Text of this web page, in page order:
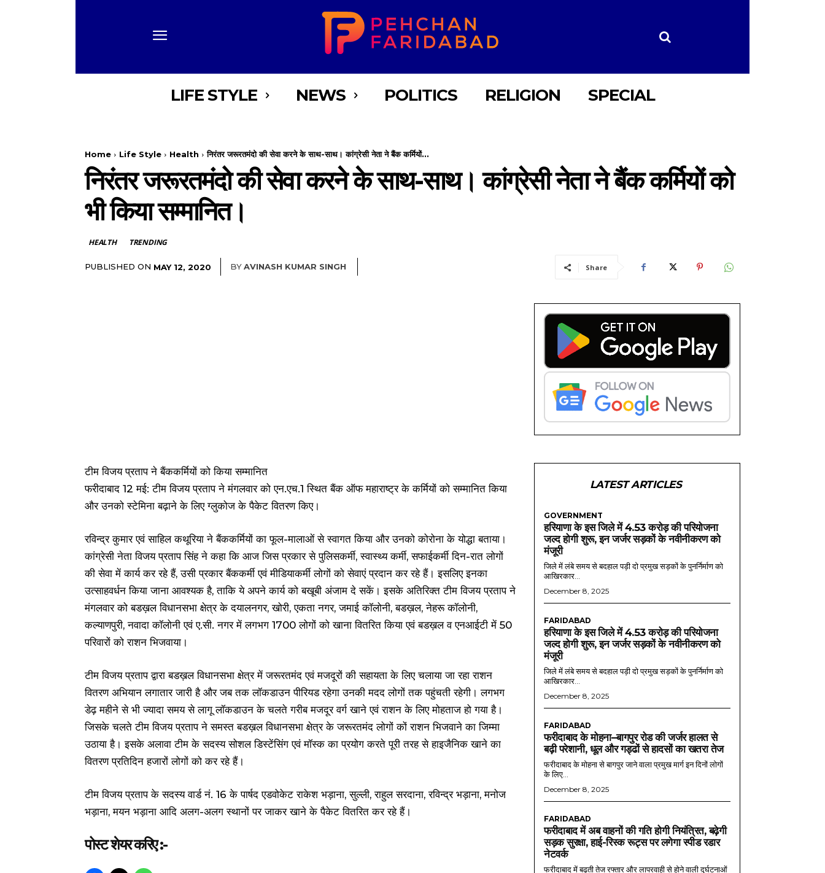
LIFE STYLE NEWS POLITICS RELIGION SPECIAL
Home Life Style Health निरंतर जरूरतमंदो की सेवा करने के साथ-साथ। कांग्रेसी नेता ने बैंक कर्मियों...
निरंतर जरूरतमंदो की सेवा करने के साथ-साथ। कांग्रेसी नेता ने बैंक कर्मियों को
भी किया सम्मानित।
HEALTH TRENDING
PUBLISHED ON MAY 12, 2020 BYAVINASH KUMAR SINGH Share
टीम विजय प्रताप ने बैंककर्मियों को किया सम्मानित
फरीदाबाद 12 मई: टीम विजय प्रताप ने मंगलवार को एन.एच.1 स्थित बैंक ऑफ महाराष्ट्र के कर्मियों को सम्मानित किया
और उनको स्टेमिना बढ़ाने के लिए ग्लुकोज के पैकेट वितरण किए।
रविन्द्र कुमार एवं साहिल कथूरिया ने बैंककर्मियों का फूल-मालाओं से स्वागत किया और उनको कोरोना के योद्धा बताया।
कांग्रेसी नेता विजय प्रताप सिंह ने कहा कि आज जिस प्रकार से पुलिसकर्मी, स्वास्थ्य कर्मी, सफाईकर्मी दिन-रात लोगों
की सेवा में कार्य कर रहे हैं, उसी प्रकार बैंककर्मी एवं मीडियाकर्मी लोगों को सेवाएं प्रदान कर रहे हैं। इसलिए इनका
उत्साहवर्धन किया जाना आवश्यक है, ताकि ये अपने कार्य को बखूबी अंजाम दे सकें। इसके अतिरिक्त टीम विजय प्रताप ने
मंगलवार को बडख़ल विधानसभा क्षेत्र के दयालनगर, खोरी, एकता नगर, जमाई कॉलोनी, बडख़ल, नेहरू कॉलोनी,
कल्याणपुरी, नवादा कॉलोनी एवं ए.सी. नगर में लगभग 1700 लोगों को खाना वितरित किया एवं बडख़ल व एनआईटी में 50
परिवारों को राशन भिजवाया।
टीम विजय प्रताप द्वारा बडख़ल विधानसभा क्षेत्र में जरूरतमंद एवं मजदूरों की सहायता के लिए चलाया जा रहा राशन
वितरण अभियान लगातार जारी है और जब तक लॉकडाउन पीरियड रहेगा उनकी मदद लोगों तक पहुंचती रहेगी। लगभग
डेढ़ महीने से भी ज्यादा समय से लागू लॉकडाउन के चलते गरीब मजदूर वर्ग खाने एवं राशन के लिए मोहताज हो गया है।
जिसके चलते टीम विजय प्रताप ने समस्त बडख़ल विधानसभा क्षेत्र के जरूरतमंद लोगों कों राशन भिजवाने का जिम्मा
उठाया है। इसके अलावा टीम के सदस्य सोशल डिस्टेंसिंग एवं मॉस्क का प्रयोग करते पूरी तरह से हाइजैनिक खाने का
वितरण प्रतिदिन हजारों लोगों को कर रहे हैं।
टीम विजय प्रताप के सदस्य वार्ड नं. 16 के पार्षद एडवोकेट राकेश भड़ाना, सुल्ली, राहुल सरदाना, रविन्द्र भड़ाना, मनोज
भड़ाना, मयन भड़ाना आदि अलग-अलग स्थानों पर जाकर खाने के पैकेट वितरित कर रहे हैं।
पोस्ट शेयर करिए :-
LATEST ARTICLES
GOVERNMENT
हरियाणा के इस जिले में 4.53 करोड़ की परियोजना
जल्द होगी शुरू, इन जर्जर सड़कों के नवीनीकरण को
मंजूरी
जिले में लंबे समय से बदहाल पड़ी दो प्रमुख सड़कों के पुनर्निर्माण को
आखिरकार...
December 8, 2025
FARIDABAD
हरियाणा के इस जिले में 4.53 करोड़ की परियोजना
जल्द होगी शुरू, इन जर्जर सड़कों के नवीनीकरण को
मंजूरी
जिले में लंबे समय से बदहाल पड़ी दो प्रमुख सड़कों के पुनर्निर्माण को
आखिरकार...
December 8, 2025
FARIDABAD
फरीदाबाद के मोहना–बागपुर रोड की जर्जर हालत से
बढ़ी परेशानी, धूल और गड्ढों से हादसों का खतरा तेज
फरीदाबाद के मोहना से बागपुर जाने वाला प्रमुख मार्ग इन दिनों लोगों
के लिए...
December 8, 2025
FARIDABAD
फरीदाबाद में अब वाहनों की गति होगी नियंत्रित, बढ़ेगी
सड़क सुरक्षा, हाई-रिस्क रूट्स पर लगेगा स्पीड रडार
नेटवर्क
फरीदाबाद में बढ़ती तेज रफ्तार और लापरवाही से होने वाली दुर्घटनाओं